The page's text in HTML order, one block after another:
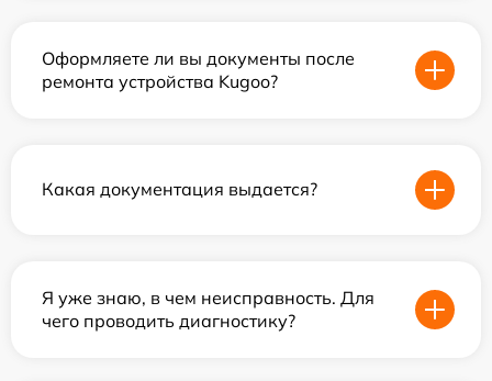
Оформляете ли вы документы после
ремонта устройства Kugoo?
Какая документация выдается?
Я уже знаю, в чем неисправность. Для
чего проводить диагностику?